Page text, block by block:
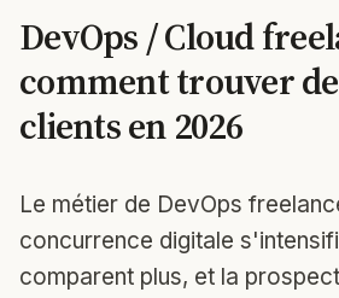
DevOps / Cloud
comment trouver
clients en 2026
Le métier de DevOps
concurrence digitale
comparent plus, et la